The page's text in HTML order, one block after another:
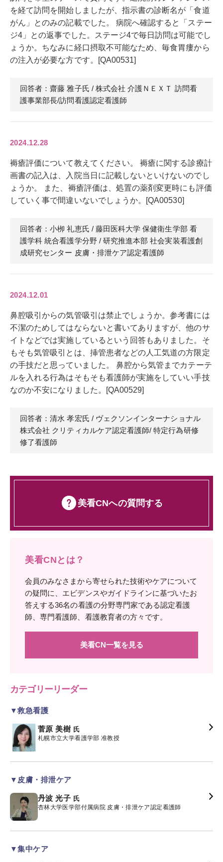
を経て訪問を開始しましたが、指示書の診断名が「食道
がん」とのみの記載でした。 病院へ確認すると「ステー
ジ4」との返事でした。ステージ4で毎日訪問は可能でし
ょうか。ちなみに経口摂取不可能なため、毎食胃瘻から
の注入が必要な方です。[QA00531]
回答者：齋藤 雅子氏 / 株式会社 介護ＮＥＸＴ 訪問看
護事業部長/訪問看護認定看護師
2024.12.28
褥瘡評価について教えてください。 褥瘡に関する診療計
画書の記入は、入院当日に記載しないといけないのでし
ょうか。 また、褥瘡評価は、処置の薬剤変更時にも評価
していく事で間違いないでしょうか。[QA00530]
回答者：小栁 礼恵氏 / 藤田医科大学 保健衛生学部 看
護学科 統合看護学分野 / 研究推進本部 社会実装看護創
成研究センター 皮膚・排泄ケア認定看護師
2024.12.01
鼻腔吸引からの気管吸引は禁止でしょうか。参考書には
不潔のためしてはならないと書いてありますが、他のサ
イトなどでは実施しているという回答もありました。そ
もそも気管吸引とは、挿管患者などの人工気道の方限定
の手技だと思っていました。 鼻腔から気管までカテーテ
ルを入れる行為はそもそも看護師が実施をしていい手技
なのか不安になりました。[QA00529]
回答者：清水 孝宏氏 / ヴェクソンインターナショナル
株式会社 クリティカルケア認定看護師/ 特定行為研修
修了看護師
美看CNへの質問する
美看CNとは？
会員のみなさまから寄せられた技術やケアについて
の疑問に、エビデンスやガイドラインに基づいたお
答えする36名の看護の分野専門家である認定看護
師、専門看護師、看護教育者の方々です。
美看CN一覧を見る
カテゴリーリーダー
▼救急看護
菅原 美樹 氏
札幌市立大学看護学部 准教授
▼皮膚・排泄ケア
丹波 光子 氏
杏林大学医学部付属病院 皮膚・排泄ケア認定看護師
▼集中ケア